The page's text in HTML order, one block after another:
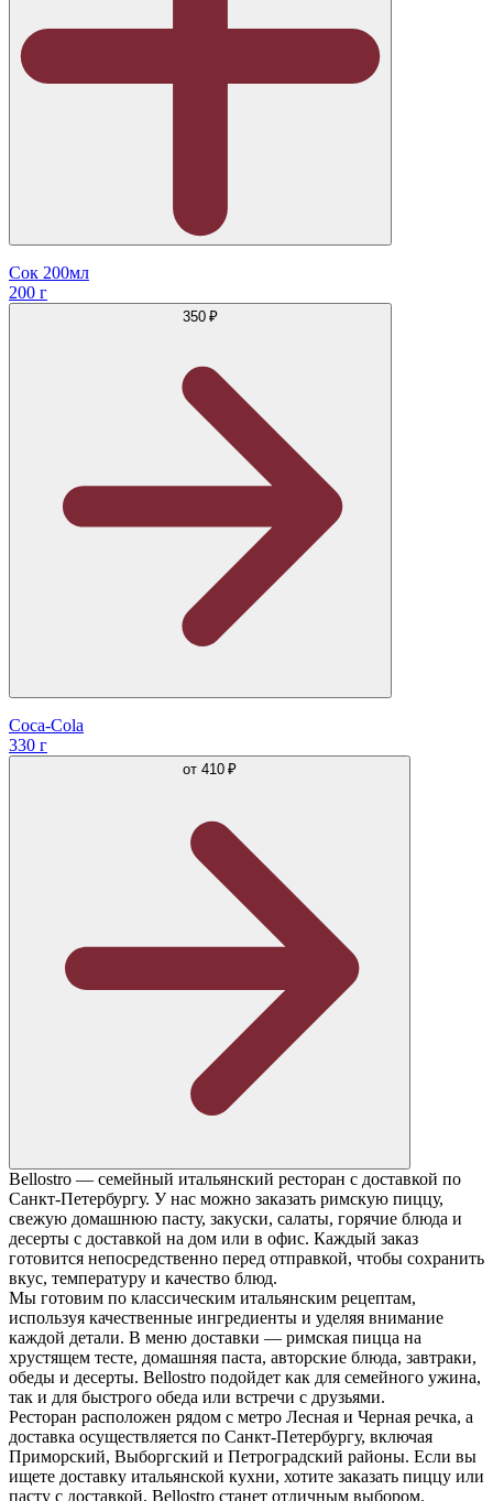
Сок 200мл
200 г
350 ₽
Coca-Cola
330 г
от 410 ₽
Bellostro — семейный итальянский ресторан с доставкой по
Санкт-Петербургу. У нас можно заказать римскую пиццу,
свежую домашнюю пасту, закуски, салаты, горячие блюда и
десерты с доставкой на дом или в офис. Каждый заказ
готовится непосредственно перед отправкой, чтобы сохранить
вкус, температуру и качество блюд.
Мы готовим по классическим итальянским рецептам,
используя качественные ингредиенты и уделяя внимание
каждой детали. В меню доставки — римская пицца на
хрустящем тесте, домашняя паста, авторские блюда, завтраки,
обеды и десерты. Bellostro подойдет как для семейного ужина,
так и для быстрого обеда или встречи с друзьями.
Ресторан расположен рядом с метро Лесная и Черная речка, а
доставка осуществляется по Санкт-Петербургу, включая
Приморский, Выборгский и Петроградский районы. Если вы
ищете доставку итальянской кухни, хотите заказать пиццу или
пасту с доставкой, Bellostro станет отличным выбором.